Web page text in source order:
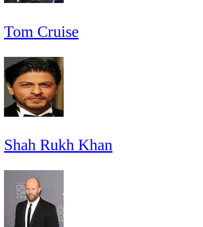
Tom Cruise
Shah Rukh Khan